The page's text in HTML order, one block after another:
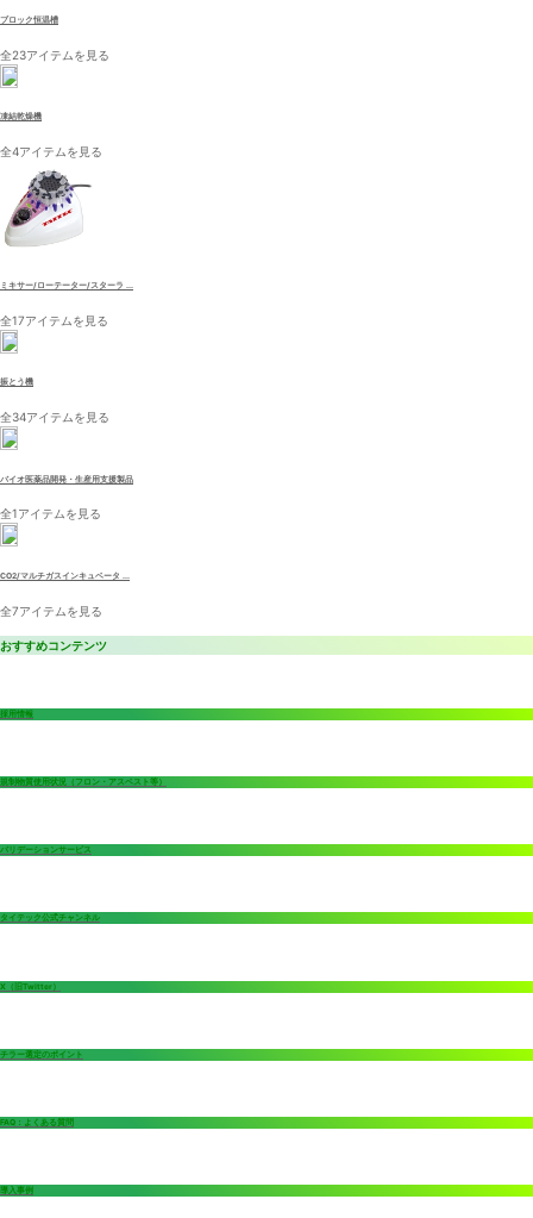
ブロック恒温槽
全23アイテムを見る
凍結乾燥機
全4アイテムを見る
ミキサー/ローテーター/スターラ ...
全17アイテムを見る
振とう機
全34アイテムを見る
バイオ医薬品開発・生産用支援製品
全1アイテムを見る
CO2/マルチガスインキュベータ ...
全7アイテムを見る
おすすめコンテンツ
採用情報
規制物質使用状況（フロン・アスベスト等）
バリデーションサービス
タイテック公式チャンネル
X（旧Twitter）
チラー選定のポイント
FAQ：よくある質問
導入事例